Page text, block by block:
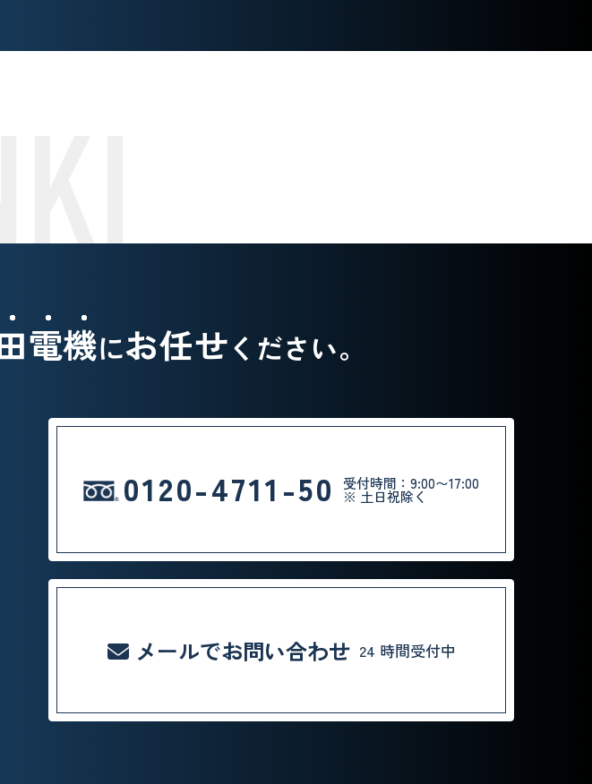
電機にお任せください。
0120-4711-50 受付時間：9:00〜17:00
※ 土日祝除く
メールでお問い合わせ 24 時間受付中